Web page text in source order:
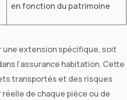
en fonction du patrimoine
une extension spécifique, soit
l’assurance habitation. Cette
transportés et des risques
de chaque pièce ou de